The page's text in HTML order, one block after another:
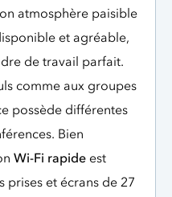
atmosphère paisible
et agréable,
de travail parfait.
comme aux groupes
possède différentes
Bien
Wi-Fi rapide est
prises et écrans de 27